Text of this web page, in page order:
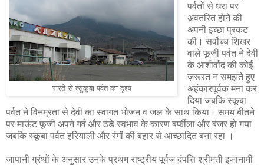
रास्ते से त्सुकूबा पर्वत का दृश्य
पर्वतों से धरा पर
अवतरित होने की
अपनी इच्छा प्रकट
की। सर्वोच्च शिखर
वाले फूजी पर्वत ने देवी
के आशीर्वाद की कोई
ज़रूरत न समझते हुए
अहंकारपूर्वक मना कर
दिया जबकि स्कूबा
पर्वत ने विनम्रता से देवी का स्वागत भोजन व जल के साथ किया। समय बीतने
पर माऊंट फूजी अपने गर्व और ठंडे स्वभाव के कारण बर्फीला और बंजर हो गया
जबकि स्कूबा पर्वत हरियाली और रंगों की बहार से आच्छादित बना रहा ।
जापानी ग्रंथों के अनुसार उनके प्रथम राष्ट्रीय पूर्वज दंपत्ति श्रीमती इजानामी